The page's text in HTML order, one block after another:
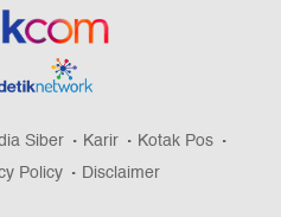
Siber Karir
Kotak Pos
Policy Disclaimer